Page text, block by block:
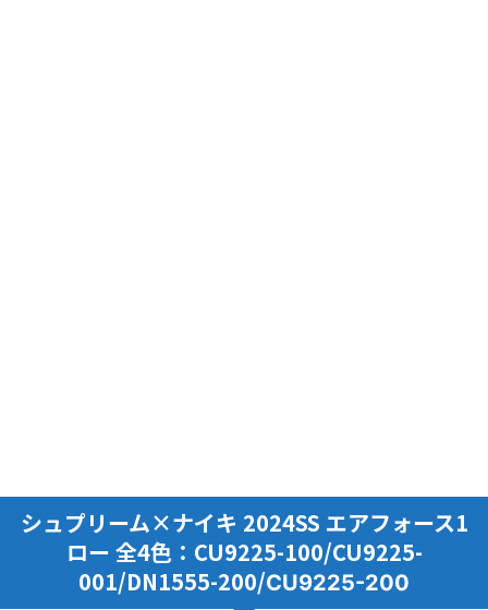
シュプリーム×ナイキ 2024SS エアフォース1
ロー 全4色：CU9225-100/CU9225-
001/DN1555-200/CU9225-200